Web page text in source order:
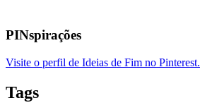
PINspirações
Visite o perfil de Ideias de Fim no Pinterest.
Tags